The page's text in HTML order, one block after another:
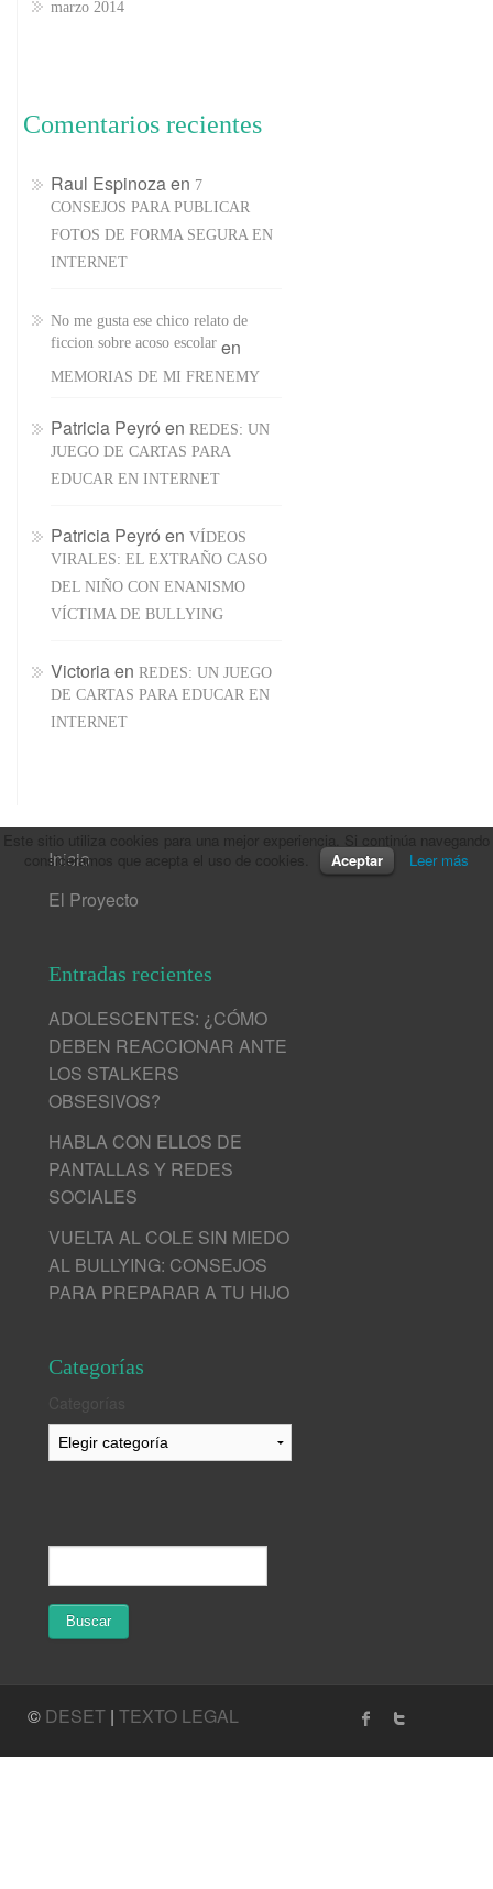
marzo 2014
Comentarios recientes
Raul Espinozaen 7
CONSEJOS PARA PUBLICAR
FOTOS DE FORMA SEGURA EN
INTERNET
No me gusta ese chico relato de
ficcion sobre acoso escolaren
MEMORIAS DE MI FRENEMY
Patricia Peyró en REDES: UN
JUEGO DE CARTAS PARA
EDUCAR EN INTERNET
Patricia Peyró en VÍDEOS
VIRALES: EL EXTRAÑO CASO
DEL NIÑO CON ENANISMO
VÍCTIMA DE BULLYING
Victoriaen REDES: UN JUEGO
DE CARTAS PARA EDUCAR EN
INTERNET
Inicio
El Proyecto
Entradas recientes
ADOLESCENTES: ¿CÓMO
DEBEN REACCIONAR ANTE
LOS STALKERS
OBSESIVOS?
HABLA CON ELLOS DE
PANTALLAS Y REDES
SOCIALES
VUELTA AL COLE SIN MIEDO
AL BULLYING: CONSEJOS
PARA PREPARAR A TU HIJO
Categorías
© DESET | TEXTO LEGAL
consideramos que acepta el uso de cookies.
Aceptar Leer más